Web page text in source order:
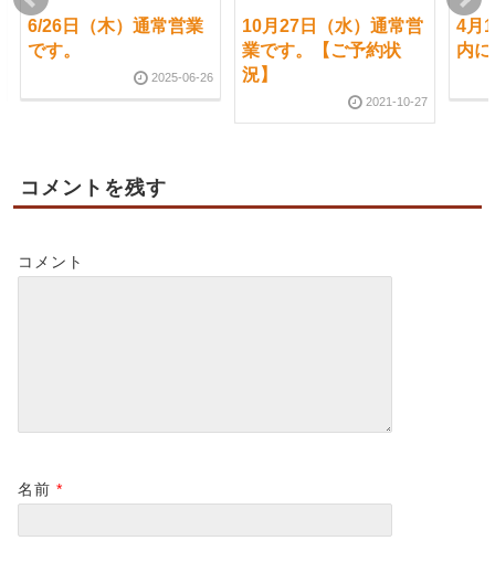
6/26日（木）通常営業
です。
2025-06-26
10月27日（水）通常営
業です。【ご予約状
況】
2021-10-27
4月
内
コメントを残す
コメント
名前 *